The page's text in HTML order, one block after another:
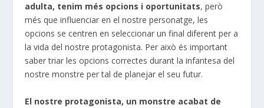
adulta, tenim més opcions i oportunitats, però
més que influenciar en el nostre personatge, les
opcions se centren en seleccionar un final diferent per a
la vida del nostre protagonista. Per això és important
saber triar les opcions correctes durant la infantesa del
nostre monstre per tal de planejar el seu futur.
El nostre protagonista, un monstre acabat de